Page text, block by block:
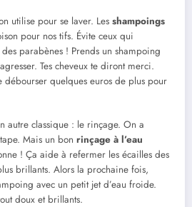
utilise pour se laver. Les shampoings
pour nos tifs. Évite ceux qui
parabènes ! Prends un shampoing
Tes cheveux te diront merci.
débourser quelques euros de plus pour
autre classique : le rinçage. On a
Mais un bon rinçage à l’eau
! Ça aide à refermer les écailles des
brillants. Alors la prochaine fois,
avec un petit jet d’eau froide.
doux et brillants.